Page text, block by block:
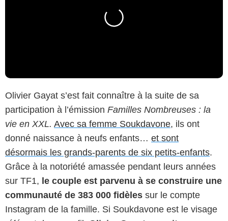
Olivier Gayat s’est fait connaître à la suite de sa
participation à l’émission Familles Nombreuses : la
vie en XXL. Avec sa femme Soukdavone, ils ont
donné naissance à neufs enfants… et sont
désormais les grands-parents de six petits-enfants.
Grâce à la notoriété amassée pendant leurs années
sur TF1, le couple est parvenu à se construire une
communauté de 383 000 fidèles sur le compte
Instagram de la famille. Si Soukdavone est le visage